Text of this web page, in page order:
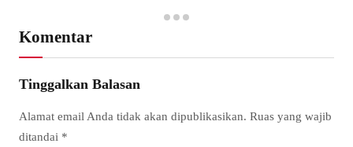
Komentar
Tinggalkan Balasan
Alamat email Anda tidak akan dipublikasikan. Ruas yang wajib
ditandai *